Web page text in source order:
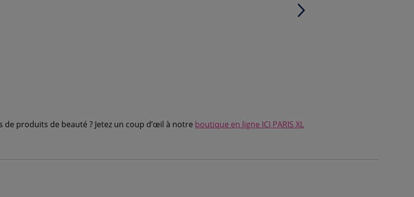
produits de beauté ? Jetez un coup d’œil à notre boutique en ligne ICI PARIS XL